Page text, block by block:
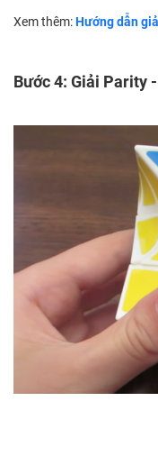
Xem thêm:Hướng dẫn
Bước 4: Giải Parity